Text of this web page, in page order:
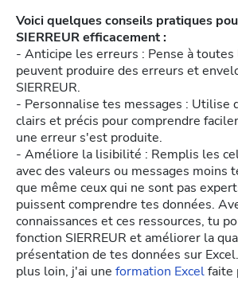
Voici quelques conseils pratiques
SIERREUR efficacement :
- Anticipe les erreurs : Pense à
peuvent produire des erreurs et
SIERREUR.
- Personnalise tes messages : Utilise
clairs et précis pour comprendre
une erreur s'est produite.
- Améliore la lisibilité : Remplis les
avec des valeurs ou messages moins
que même ceux qui ne sont pas
puissent comprendre tes données.
connaissances et ces ressources, tu
fonction SIERREUR et améliorer la
présentation de tes données sur
plus loin, j'ai une formation Excelfaite